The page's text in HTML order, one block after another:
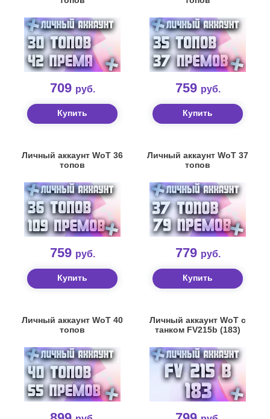
709 руб.
Купить
759 руб.
Купить
Личный аккаунт WoT 36
топов
759 руб.
Купить
Личный аккаунт WoT 37
топов
779 руб.
Купить
Личный аккаунт WoT 40
топов
Личный аккаунт WoT c
танком FV215b (183)